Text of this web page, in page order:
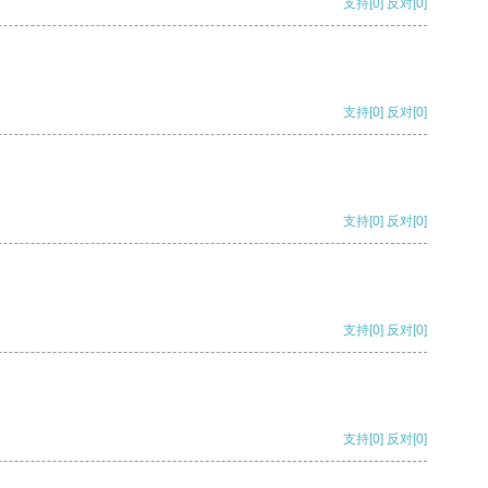
支持 [0] 反对 [0]
支持[0] 反对[0]
支持[0] 反对[0]
支持[0] 反对[0]
支持[0] 反对[0]